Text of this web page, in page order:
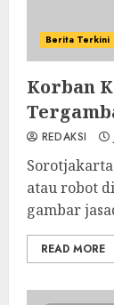
Berita Terkini
Korban
REDAKSI
atau robot
gambar
READ MORE